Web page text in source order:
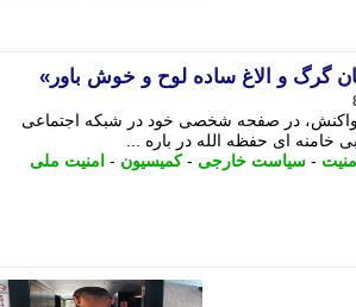
گرگ و الاغ ساده لوح و خوش باور»
در صفحه شخصی خود در شبکه اجتماعی
ای حفظه الله در باره ...
- سیاست خارجی -کمیسیون - امنیت ملی